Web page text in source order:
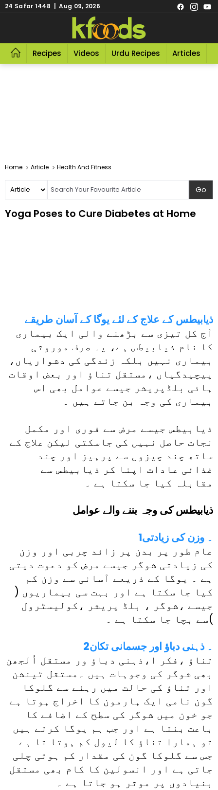
24 Safar 1448 | Aug 09, 2026
Recipes Videos Urdu Recipes Articles
Home Article Health And Fitness
Yoga Poses to Cure Diabetes at Home
ذیابیطس کے علاج کے لئے یوگا کے آسان طریقے
آج کل تیزی سے بڑھنے والی ایک بیماری
کا نام ذیابیطس ہے، یہ صرف موروثی
بیماری نہیں بلکہ زندگی کی دشواریاں،
پیچیدگیاں ،مستقل تناؤ اور بعض اوقات
ہائی بلڈپریشر جیسے عوامل بھی اس
بیماری کی وجہ بن جاتے ہیں ۔
ذیابیطس جیسے مرض سے فوری اور مکمل
نجات حاصل نہیں کی جاسکتی لیکن علاج کے
ساتھ چند چیزوں سے پرہیز اور چند
غذائی عادات اپنا کر ذیابیطس سے
مقابلہ کیا جا سکتا ہے ۔
ذیابیطس کی وجہ بننے والے عوامل
1۔ وزن کی زیادتی
عام طور پر بدن پر زائد چربی اور وزن
کی زیادتی شوگر جیسے مرض کو دعوت دیتی
ہے ۔ یوگا کے ذریعے آسانی سے وزن کم
کیا جا سکتا ہے اور بہت سی بیماریوں (
جیسے ،شوگر ، بلڈ پریشر ،کولیسٹرول
)سے بچا جا سکتا ہے ۔
2۔ ذہنی دباؤ اور جسمانی تکان
تناؤ ،فکر ا،ذہنی دباؤ ور مستقل اُلجھن
بھی شوگر کی وجوہات ہیں ۔مستقل ٹینشن
اور تناؤ کی حالت میں رہنے سے گلوکا
گون نامی ایک ہارمون کا اخراج ہوتا ہے
جو خون میں شوگر کی سطح کے اضافے کا
باعث بنتا ہے اور جب ہم یوگا کرتے ہیں
تو ہمارا تناؤ کا لیول کم ہوتا تا ہے
جس سے گلوکا گون کی مقدار کم ہوتی چلی
جاتی ہے اور انسولین کا کام بھی مستقل
بنیادوں پر موثر ہو جاتا ہے ۔